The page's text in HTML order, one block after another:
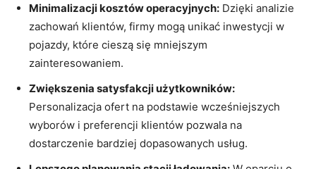
Minimalizacji kosztów operacyjnych: Dzięki analizie
zachowań klientów, firmy mogą unikać inwestycji w
pojazdy, które cieszą się mniejszym
zainteresowaniem.
Zwiększenia satysfakcji użytkowników:
Personalizacja ofert na podstawie wcześniejszych
wyborów i preferencji klientów pozwala na
dostarczenie bardziej dopasowanych usług.